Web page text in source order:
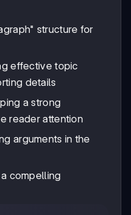
structure for
effective topic
details
a strong
reader attention
arguments in the
compelling